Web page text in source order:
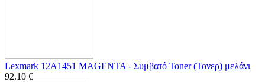
Lexmark 12A1451 MAGENTA - Συμβατό Toner (Τονερ) μελάνι
92.10 €